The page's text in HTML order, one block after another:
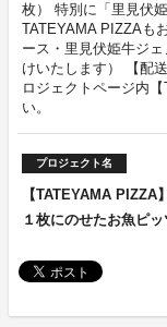
枚） 特別に「里見伏
TATEYAMA PIZZAも
ース・里見伏姫牛ジ
けいたします） 【配
ロジェクトページ内
い。
プロジェクト名
【TATEYAMA
１枚にのせたお魚ピッ